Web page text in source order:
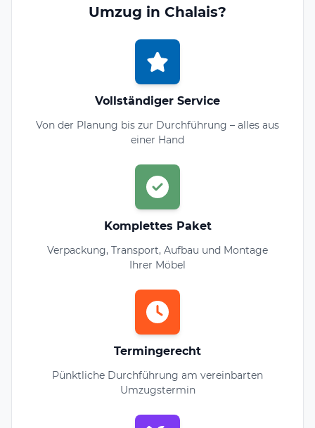
Umzug in Chalais?
Vollständiger Service
Von der Planung bis zur Durchführung – alles aus
einer Hand
Komplettes Paket
Verpackung, Transport, Aufbau und Montage
Ihrer Möbel
Termingerecht
Pünktliche Durchführung am vereinbarten
Umzugstermin